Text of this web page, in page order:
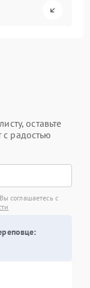
оставьте
радостью
соглашаетесь с